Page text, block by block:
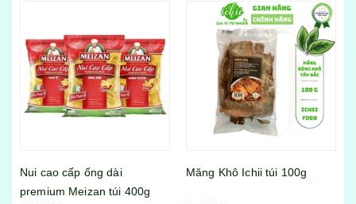
Măng Khô Ichii túi 100g